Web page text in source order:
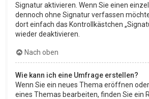
Signatur aktivieren. Wenn Sie einen
dennoch ohne Signatur verfassen
dort einfach das Kontrollkästchen
wieder deaktivieren.
Nach oben
Wie kann ich eine Umfrage erstellen?
Wenn Sie ein neues Thema eröffnen
eines Themas bearbeiten, finden Sie ein